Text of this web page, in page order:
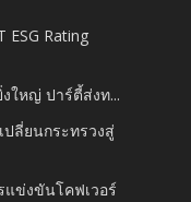
Rating
ใหญ่ ปาร์ตี้ส่งท...
ลี่ยนกระทรวงสู่
แข่งขันโคฟเวอร์